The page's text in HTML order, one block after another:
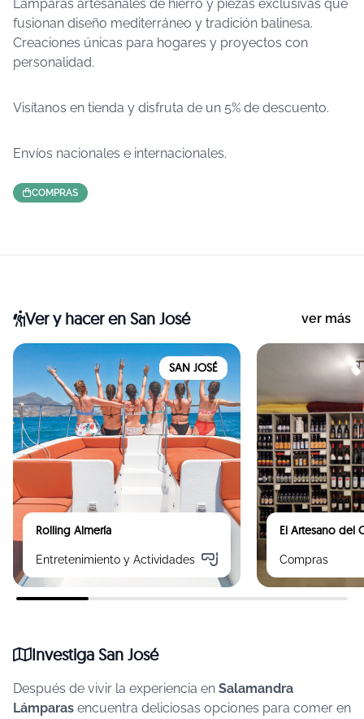
Lámparas artesanales de hierro y piezas exclusivas que
fusionan diseño mediterráneo y tradición balinesa.
Creaciones únicas para hogares y proyectos con
personalidad.
Visítanos en tienda y disfruta de un 5% de descuento.
Envíos nacionales e internacionales.
COMPRAS
Ver y haceren San José ver más
SAN JOSÉ
Rolling Almería
Entretenimiento y Actividades
El Artesano del
Compras
Investiga San José
Después de vivir la experiencia en Salamandra
Lámparas encuentra deliciosas opciones para comer en